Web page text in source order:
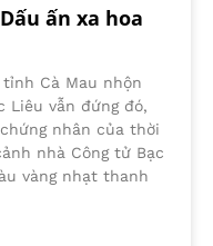
ấn xa hoa
tỉnh Cà Mau nhộn
Liêu vẫn đứng đó,
nhân của thời
nhà Công tử Bạc
vàng nhạt thanh